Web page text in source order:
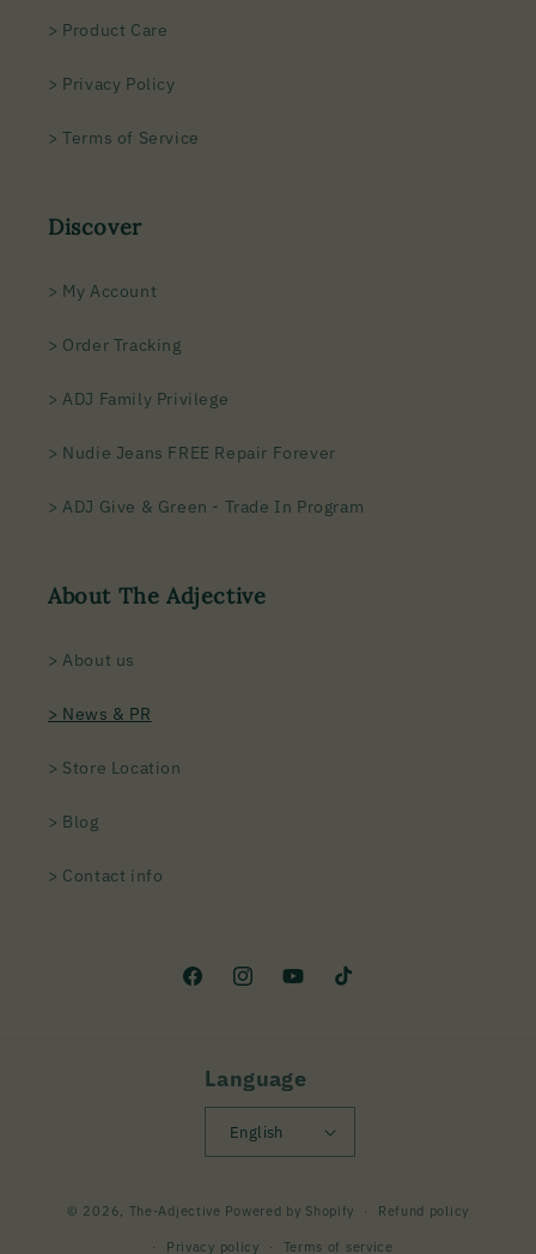
> Product Care
> Privacy Policy
> Terms of Service
Discover
> My Account
> Order Tracking
> ADJ Family Privilege
> Nudie Jeans FREE Repair Forever
> ADJ Give & Green - Trade In Program
About The Adjective
> About us
> News & PR
> Store Location
> Blog
> Contact info
FacebookInstagramYouTubeTikTok
Language
English
methods
© 2026, The-Adjective Powered by Shopify Refund policy
Privacy policy Terms of service